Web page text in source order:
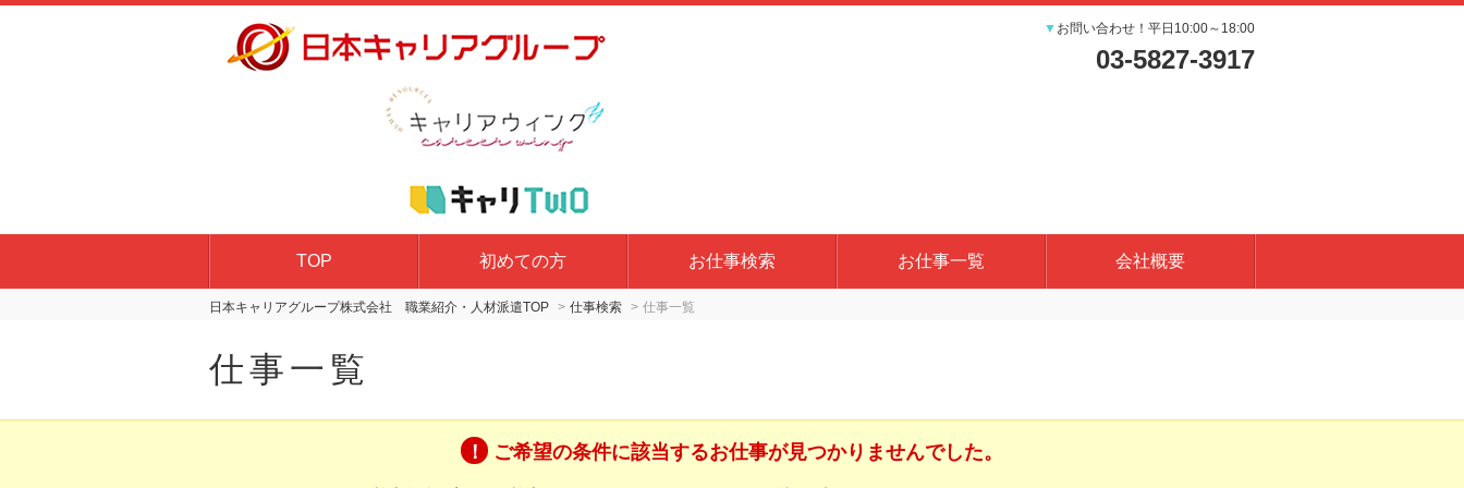
▼ お問い合わせ！平日10:00～18:00
03-5827-3917
TOP 初めての方 お仕事検索 お仕事一覧 会社概要
日本キャリアグループ株式会社 職業紹介・人材派遣TOP 仕事検索 仕事一覧
仕事一覧
ご希望の条件に該当するお仕事が見つかりませんでした。